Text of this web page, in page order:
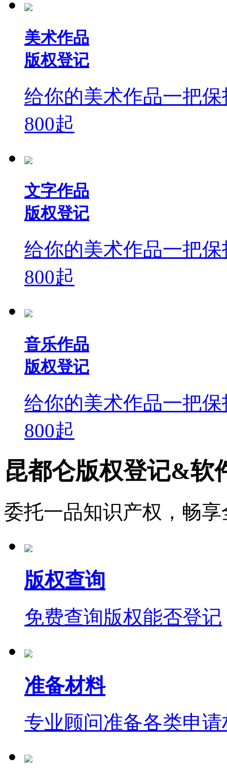
美术作品
版权登记
给你的美术作品一把保
800起
文字作品
版权登记
给你的美术作品一把保
800起
音乐作品
版权登记
给你的美术作品一把保
800起
昆都仑版权登记&软
委托一品知识产权，畅
版权查询
免费查询版权能否登记
准备材料
专业顾问准备各类申请